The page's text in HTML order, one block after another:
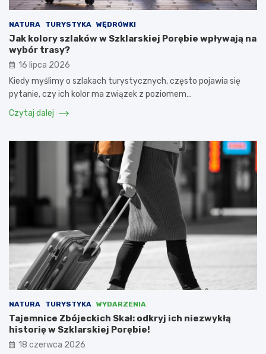
NATURA TURYSTYKA WĘDRÓWKI
Jak kolory szlaków w Szklarskiej Porębie wpływają na
wybór trasy?
16 lipca 2026
Kiedy myślimy o szlakach turystycznych, często pojawia się
pytanie, czy ich kolor ma związek z poziomem…
Czytaj dalej
NATURA TURYSTYKA WYDARZENIA
Tajemnice Zbójeckich Skał: odkryj ich niezwykłą
historię w Szklarskiej Porębie!
18 czerwca 2026